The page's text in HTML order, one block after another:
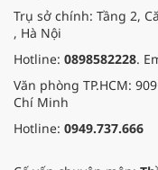
Trụ sở chính: Tầng 2,
, Hà Nội
Hotline: 0898582228.
Văn phòng TP.HCM:
Chí Minh
Hotline: 0949.737.666